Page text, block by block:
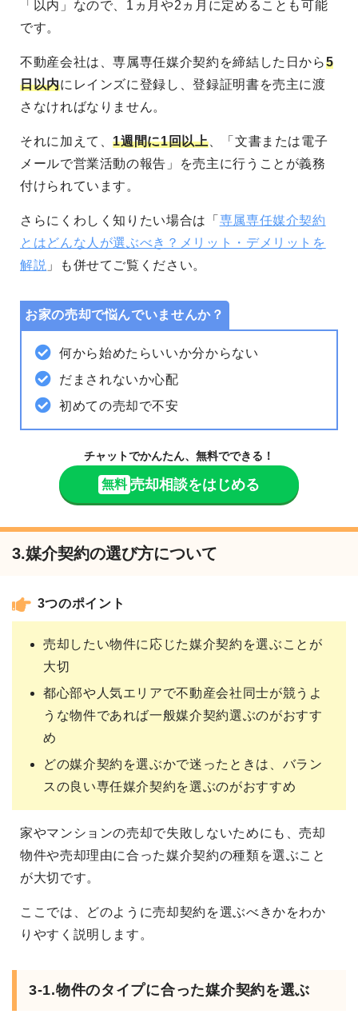
「以内」なので、1ヵ月や2ヵ月に定めることも可能
です。
不動産会社は、専属専任媒介契約を締結した日から5
日以内にレインズに登録し、登録証明書を売主に渡
さなければなりません。
それに加えて、1週間に1回以上、「文書または電子
メールで営業活動の報告」を売主に行うことが義務
付けられています。
さらにくわしく知りたい場合は「 専属専任媒介契約
とはどんな人が選ぶべき？メリット・デメリットを
解説 」も併せてご覧ください。
お家の売却で悩んでいませんか？
何から始めたらいいか分からない
だまされないか心配
初めての売却で不安
チャットでかんたん、無料でできる！
無料 売却相談をはじめる
3.媒介契約の選び方について
3つのポイント
売却したい物件に応じた媒介契約を選ぶことが
大切
都心部や人気エリアで不動産会社同士が競うよ
うな物件であれば一般媒介契約選ぶのがおすす
め
どの媒介契約を選ぶかで迷ったときは、バラン
スの良い専任媒介契約を選ぶのがおすすめ
家やマンションの売却で失敗しないためにも、売却
物件や売却理由に合った媒介契約の種類を選ぶこと
が大切です。
ここでは、どのように売却契約を選ぶべきかをわか
りやすく説明します。
3-1.物件のタイプに合った媒介契約を選ぶ